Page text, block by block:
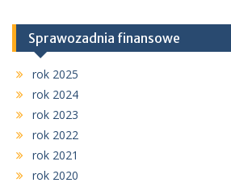
Sprawozadnia finansowe
rok 2025
rok 2024
rok 2023
rok 2022
rok 2021
rok 2020